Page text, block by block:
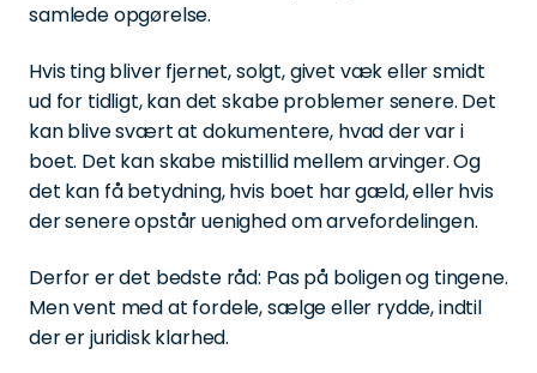
samlede opgørelse.
Hvis ting bliver fjernet, solgt, givet væk eller smidt
ud for tidligt, kan det skabe problemer senere. Det
kan blive svært at dokumentere, hvad der var i
boet. Det kan skabe mistillid mellem arvinger. Og
det kan få betydning, hvis boet har gæld, eller hvis
der senere opstår uenighed om arvefordelingen.
Derfor er det bedste råd: Pas på boligen og tingene.
Men vent med at fordele, sælge eller rydde, indtil
der er juridisk klarhed.